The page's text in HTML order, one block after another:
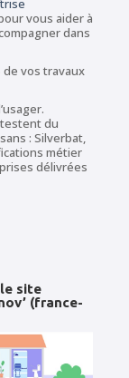
vous aider à
dans
de vos travaux
du
: Silverbat,
métier
délivrées
site
(france-